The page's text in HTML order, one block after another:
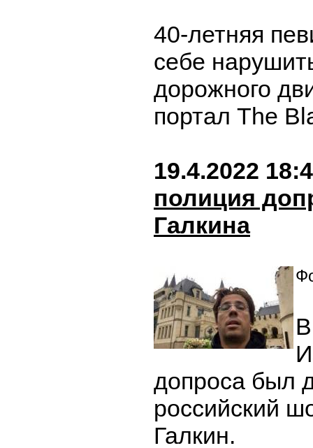
40-летняя
себе
дорожного
портал The
19.4.2022
полиция
Галкина
допроса был
российский
Галкин.